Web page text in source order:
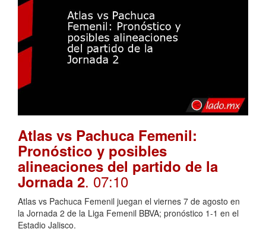
Atlas vs Pachuca Femenil:
Pronóstico y posibles
alineaciones del partido de la
Jornada 2. 07:10
Atlas vs Pachuca Femenil juegan el viernes 7 de agosto en
la Jornada 2 de la Liga Femenil BBVA; pronóstico 1-1 en el
Estadio Jalisco.